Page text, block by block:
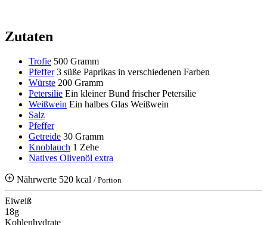
Zutaten
Trofie 500 Gramm
Pfeffer 3 süße Paprikas in verschiedenen Farben
Würste 200 Gramm
Petersilie Ein kleiner Bund frischer Petersilie
Weißwein Ein halbes Glas Weißwein
Salz
Pfeffer
Getreide 30 Gramm
Knoblauch 1 Zehe
Natives Olivenöl extra
Nährwerte 520 kcal / Portion
Eiweiß
18g
Kohlenhydrate